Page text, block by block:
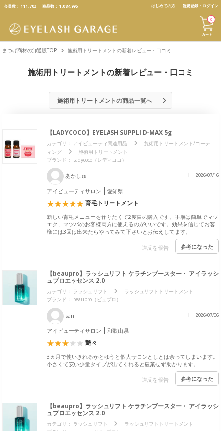
text.skipToContent
text.skipToNavigation
会員数： 111,703 商品数： 1,084,995 はじめての方 新規登録・ログイン
カート
0
まつげ商材の卸通販TOP 施術用トリートメントの新着レビュー・口コミ
施術用トリートメントの新着レビュー・口コミ
施術用トリートメントの商品一覧へ
【LADYCOCO】EYELASH SUPPLI D-MAX 5g
カテゴリ： アイビューティ関連用品
施術用トリートメント/コーテ
ィング
施術用トリートメント
ブランド： Ladycoco（レディココ）
あかしゅ 2026/07/16
アイビューティサロン 愛知県
育毛トリートメント
新しい育毛メニューを作りたくて2度目の購入です。手順は簡単でマツ
エク、マツパのお客様両方に使えるのがいいです。効果を信じてお客
様には3回は出来たらやってみて下さいとお伝えしてます。
違反を報告 参考になった
【beaupro】ラッシュリフト ケラチンブースター・ アイラッシ
ュプロエッセンス 2.0
カテゴリ： ラッシュリフト
ラッシュリフトトリートメント
ブランド： beaupro（ビュプロ）
san 2026/07/06
アイビューティサロン 和歌山県
艶々
3ヵ月で使いきれるかとゆうと個人サロンとしとは余ってしまいます。
小さくて安い少量タイプが出てくれると破棄せず助かります。
違反を報告 参考になった
【beaupro】ラッシュリフト ケラチンブースター・ アイラッシ
ュプロエッセンス 2.0
カテゴリ： ラッシュリフト
ラッシュリフトトリートメント